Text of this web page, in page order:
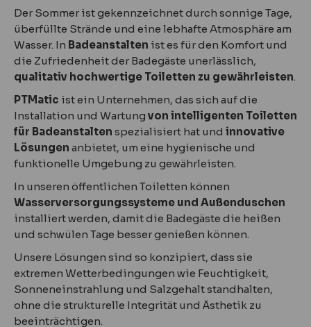
Der Sommer ist gekennzeichnet durch sonnige Tage,
überfüllte Strände und eine lebhafte Atmosphäre am
Wasser. In Badeanstalten ist es für den Komfort und
die Zufriedenheit der Badegäste unerlässlich,
qualitativ hochwertige Toiletten zu gewährleisten.
PTMatic ist ein Unternehmen, das sich auf die
Installation und Wartung von intelligenten Toiletten
für Badeanstalten spezialisiert hat und innovative
Lösungen anbietet, um eine hygienische und
funktionelle Umgebung zu gewährleisten.
In unseren öffentlichen Toiletten können
Wasserversorgungssysteme und Außenduschen
installiert werden, damit die Badegäste die heißen
und schwülen Tage besser genießen können.
Unsere Lösungen sind so konzipiert, dass sie
extremen Wetterbedingungen wie Feuchtigkeit,
Sonneneinstrahlung und Salzgehalt standhalten,
ohne die strukturelle Integrität und Ästhetik zu
beeinträchtigen.